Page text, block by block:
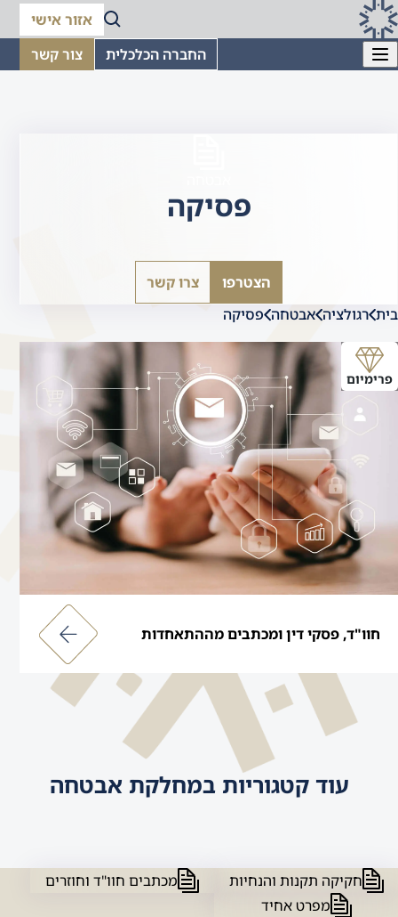
אזור אישי
החברה הכלכלית
צור קשר
פסיקה
הצטרפו
צרו קשר
בית רגולציה אבטחה פסיקה
פרימיום
חוו"ד, פסקי דין ומכתבים מההתאחדות
עוד קטגוריות במחלקת אבטחה
חקיקה תקנות והנחיות
מכתבים חוו"ד וחוזרים
מפרט אחיד